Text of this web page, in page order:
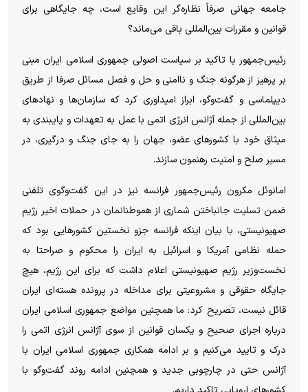
جامعه جهانی صرفاً نظاره‌گر این وقایع است، چه جایگاهی برای
قوانین و مقررات بین‌المللی باقی می‌ماند؟
رئیس‌جمهور با تاکید بر سیاست اصولی جمهوری اسلامی ایران مبنی
بر پرهیز از هرگونه جنگ و ناامنی و حل و فصل مسائل صرفا از طریق
دیپلماسی و گفت‌و‌گو، ابراز امیداوری کرد که سازمان‌ها و نهاد‌های
بین‌المللی از جمله آژانس انرژی اتمی با عمل به تعهدات و پایبندی به
میثاق خود با کشور‌های عضو، جهان را به جای جنگ و درگیری، در
مسیر صلح و امنیت رهنمون سازند.
امانوئل مکرون رئیس‌جمهور فرانسه نیز در این گفت‌وگوی تلفنی
ضمن تسلیت جانباختن شماری از هموطنانمان در حملات اخیر رژیم
صهیونیستی، با بیان اینکه فرانسه جزو نخستین کشور‌هایی بود که
حمله نظامی آمریکا و اسرائیل به ایران را محکوم و صراحتا به
نخست‌وزیر رژیم صهیونیستی اعلام داشت که برای این رژیم، هیچ
جایگاه حقوقی و مشروعیتی برای مداخله در پرونده هسته‌ای ایران
قائل نیست، تصریح کرد: ما همچنین مواضع جمهوری اسلامی ایران
درباره اجرای صحیح و یکسان قوانین از سوی آژانس انرژی اتمی را
درک و تایید می‌کنیم و بر ادامه همکاری جمهوری اسلامی ایران با
آژانس حتی در چارچوبی جدید و همچنین ادامه روند گفت‌و‌گو با